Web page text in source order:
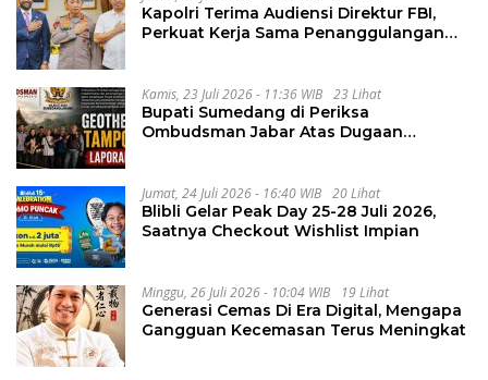
Kapolri Terima Audiensi Direktur FBI,
Perkuat Kerja Sama Penanggulangan
Kamis, 23 Juli 2026 - 11:36 WIB 23 Lihat
Bupati Sumedang di Periksa
Ombudsman Jabar Atas Dugaan
Jumat, 24 Juli 2026 - 16:40 WIB 20 Lihat
Blibli Gelar Peak Day 25-28 Juli 2026,
Saatnya Checkout Wishlist Impian
Minggu, 26 Juli 2026 - 10:04 WIB 19 Lihat
Generasi Cemas Di Era Digital, Mengapa
Gangguan Kecemasan Terus Meningkat